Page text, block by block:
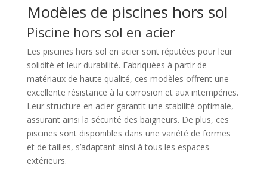
Modèles de piscines hors sol
Piscine hors sol en acier
Les piscines hors sol en acier sont réputées pour leur
solidité et leur durabilité. Fabriquées à partir de
matériaux de haute qualité, ces modèles offrent une
excellente résistance à la corrosion et aux intempéries.
Leur structure en acier garantit une stabilité optimale,
assurant ainsi la sécurité des baigneurs. De plus, ces
piscines sont disponibles dans une variété de formes
et de tailles, s’adaptant ainsi à tous les espaces
extérieurs.